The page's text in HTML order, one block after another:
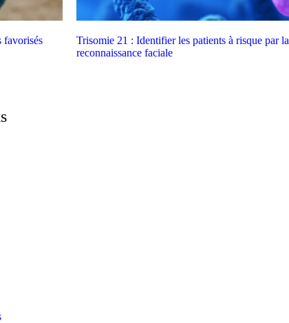
favorisés
Trisomie 21 : Identifier les patients à risque par la
reconnaissance faciale